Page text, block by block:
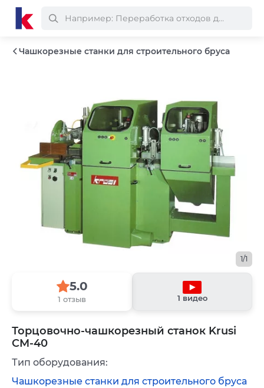
Чашкорезные станки для строительного бруса
Торцовочно-чашкорезный станок Krusi
CM-40
1/1
5.0
1 отзыв 1 видео
Тип оборудования:
Чашкорезные станки для строительного бруса